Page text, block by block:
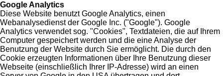
Angebot
Pflegeprodukte
Google Analytics
Diese Website benutzt Google Analytics, einen
Webanalysedienst der Google Inc. ("Google"). Google
Analytics verwendet sog. "Cookies", Textdateien, die auf Ihrem
Computer gespeichert werden und die eine Analyse der
Benutzung der Website durch Sie ermöglicht. Die durch den
Cookie erzeugten Informationen über Ihre Benutzung dieser
Webseite (einschließlich Ihrer IP-Adresse) wird an einen